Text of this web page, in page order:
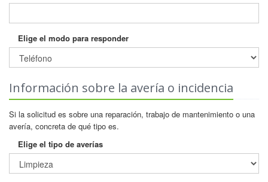
Elige el modo para responder
Información sobre la avería o incidencia
Si la solicitud es sobre una reparación, trabajo de mantenimiento o una
avería, concreta de qué tipo es.
Elige el tipo de averías